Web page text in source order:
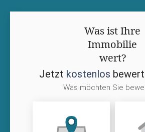
Was ist Ihre
Immobilie
wert?
Jetzt kostenlos
Was möchten Sie